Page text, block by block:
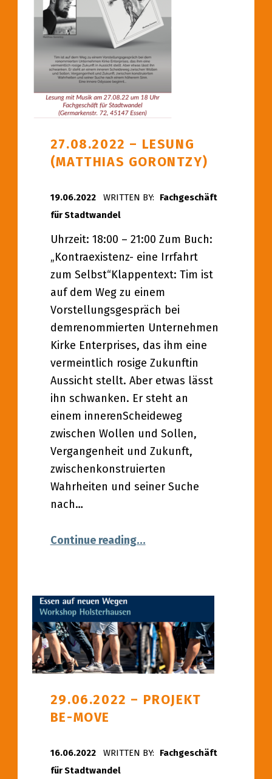
27.08.2022 – LESUNG
(MATTHIAS GORONTZY)
19.06.2022 WRITTEN BY:
Fachgeschäft
für Stadtwandel
Uhrzeit: 18:00 – 21:00 Zum Buch:
„Kontraexistenz- eine Irrfahrt
zum Selbst“Klappentext: Tim ist
auf dem Weg zu einem
Vorstellungsgespräch bei
demrenommierten Unternehmen
Kirke Enterprises, das ihm eine
vermeintlich rosige Zukunftin
Aussicht stellt. Aber etwas lässt
ihn schwanken. Er steht an
einem innerenScheideweg
zwischen Wollen und Sollen,
Vergangenheit und Zukunft,
zwischenkonstruierten
Wahrheiten und seiner Suche
nach…
Continue reading…
29.06.2022 – PROJEKT
BE-MOVE
16.06.2022 WRITTEN BY:
Fachgeschäft
für Stadtwandel